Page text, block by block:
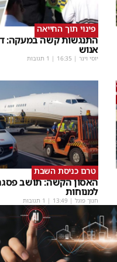
פינוי תוך החייאה
התנגשות קשה במעקה:
אנוש
יוסי וינר |
16:35 | 1 תגובות
טרם כניסת השבת
האסון הקשה: תושב
למנוחות
חנוך פוגל |
13:49 | 1 תגובות